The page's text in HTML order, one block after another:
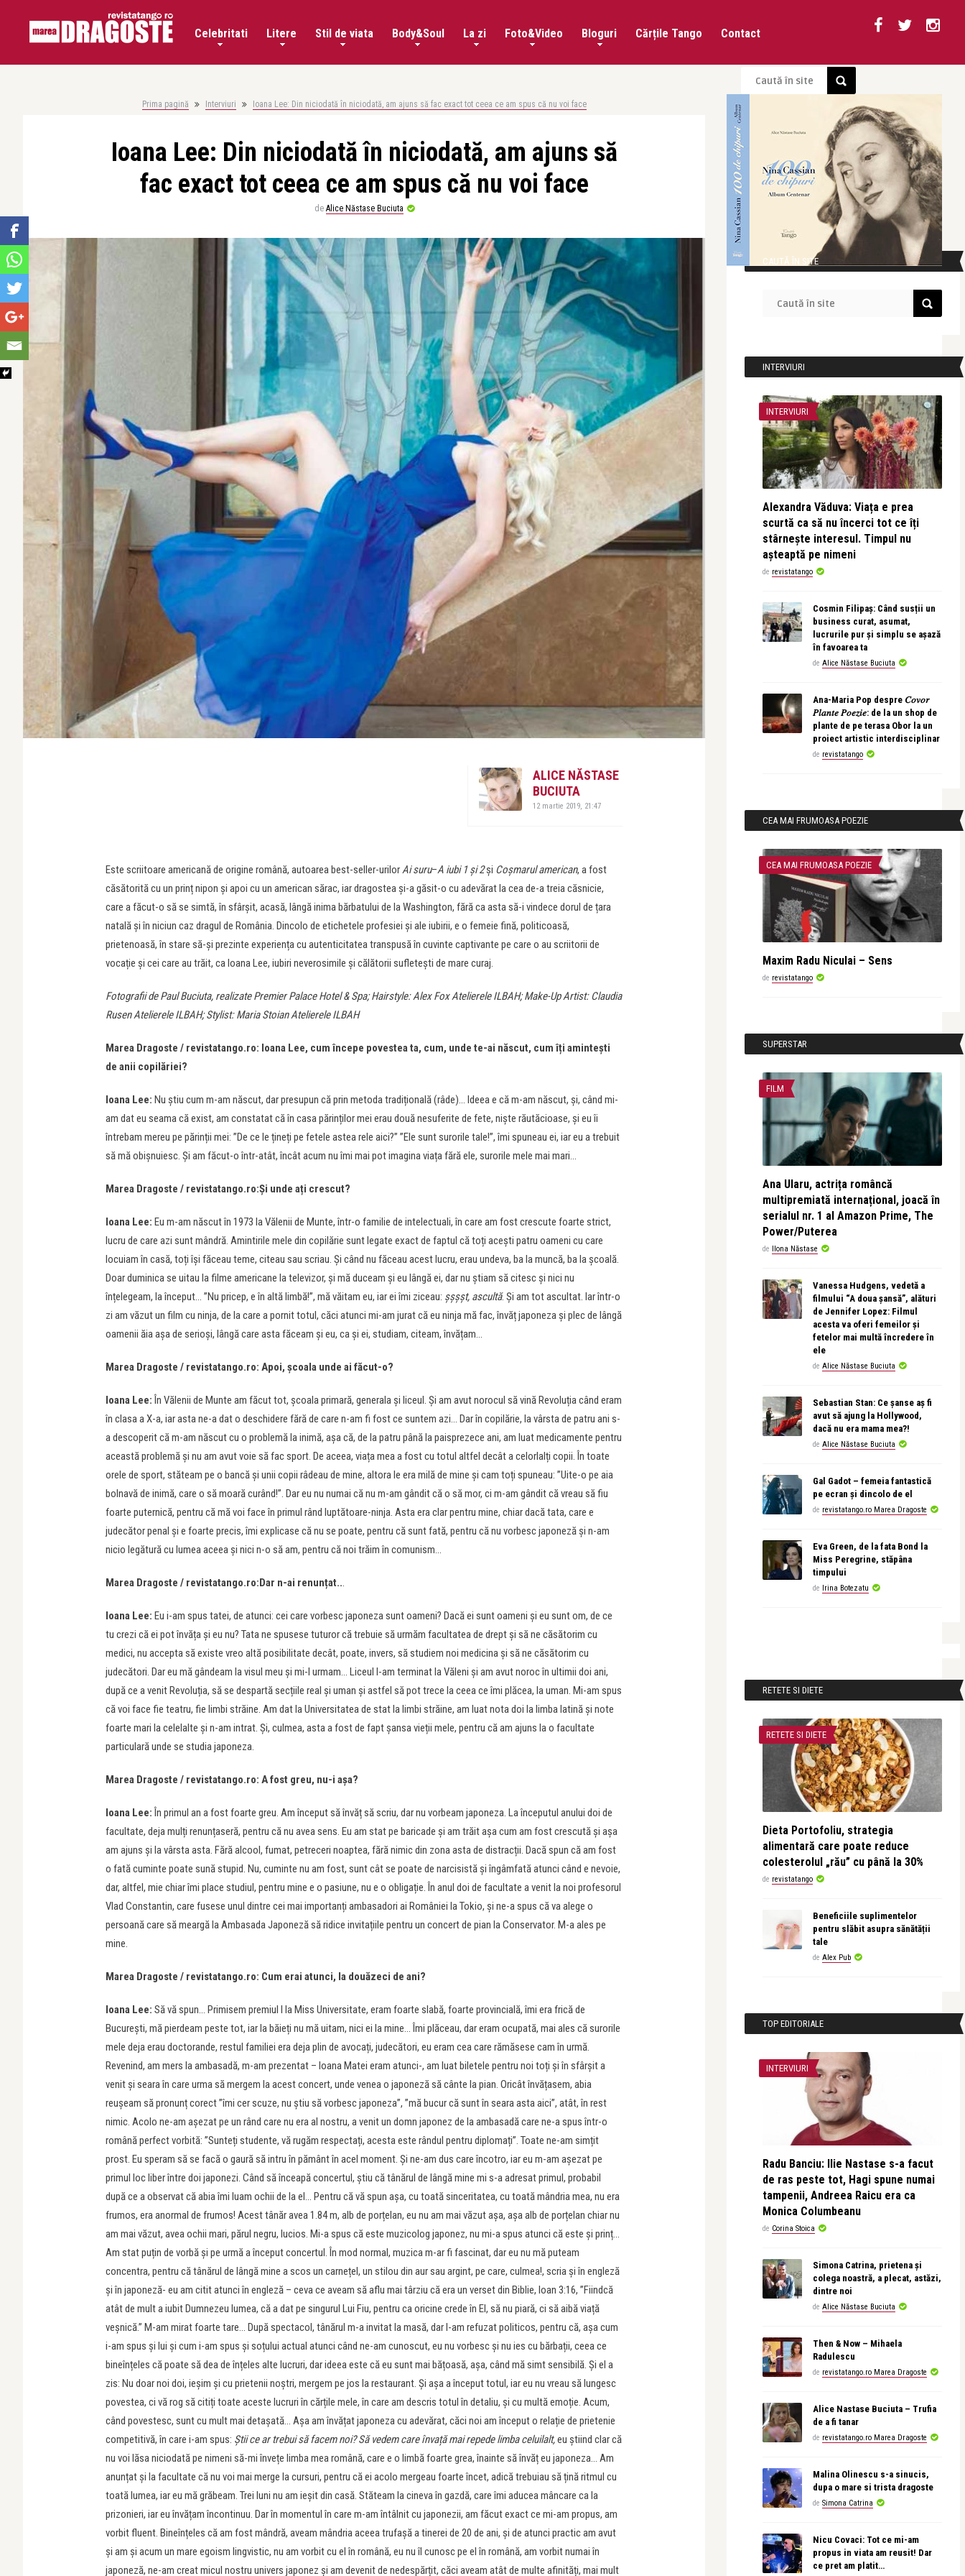
Celebritati Litere Stil de viata Body&Soul La zi Foto&Video Bloguri Cărțile Tango Contact
Prima pagină Interviuri Ioana Lee: Din niciodată în niciodată, am ajuns să fac exact tot ceea ce am spus că nu voi face
Ioana Lee: Din niciodată în niciodată, am ajuns să
fac exact tot ceea ce am spus că nu voi face
de Alice Năstase Buciuta
ALICE NĂSTASE
BUCIUTA
12 martie 2019, 21:47
Este scriitoare americană de origine română, autoarea best-seller-urilorAi suru–A iubi 1 și 2și Coșmarul american, a fost
căsătorită cu un prinț nipon și apoi cu un american sărac, iar dragostea și-a găsit-o cu adevărat la cea de-a treia căsnicie,
care a făcut-o să se simtă, în sfârșit, acasă, lângă inima bărbatului de la Washington, fără ca asta să-i vindece dorul de țara
natală și în niciun caz dragul de România. Dincolo de etichetele profesiei și ale iubirii, e o femeie fină, politicoasă,
prietenoasă, în stare să-și prezinte experiența cu autenticitatea transpusă în cuvinte captivante pe care o au scriitorii de
vocație și cei care au trăit, ca Ioana Lee, iubiri neverosimile și călătorii sufletești de mare curaj.
Fotografii de Paul Buciuta, realizate Premier Palace Hotel & Spa; Hairstyle: Alex Fox Atelierele ILBAH; Make-Up Artist: Claudia
Rusen Atelierele ILBAH; Stylist: Maria Stoian Atelierele ILBAH
Marea Dragoste / revistatango.ro: Ioana Lee, cum începe povestea ta, cum, unde te-ai născut, cum îți amintești
de anii copilăriei?
Ioana Lee: Nu știu cum m-am născut, dar presupun că prin metoda tradițională (râde)… Ideea e că m-am născut, și, când mi-
am dat eu seama că exist, am constatat că în casa părinților mei erau două nesuferite de fete, niște răutăcioase, și eu îi
întrebam mereu pe părinții mei: ”De ce le țineți pe fetele astea rele aici?” ”Ele sunt surorile tale!”, îmi spuneau ei, iar eu a trebuit
să mă obișnuiesc. Și am făcut-o într-atât, încât acum nu îmi mai pot imagina viața fără ele, surorile mele mai mari…
Marea Dragoste / revistatango.ro:Și unde ați crescut?
Ioana Lee: Eu m-am născut în 1973 la Vălenii de Munte, într-o familie de intelectuali, în care am fost crescute foarte strict,
lucru de care azi sunt mândră. Amintirile mele din copilărie sunt legate exact de faptul că toți acești patru oameni cu care
locuiam în casă, toți își făceau teme, citeau sau scriau. Și când nu făceau acest lucru, erau undeva, ba la muncă, ba la școală.
Doar duminica se uitau la filme americane la televizor, și mă duceam și eu lângă ei, dar nu știam să citesc și nici nu
înțelegeam, la început… ”Nu pricep, e în altă limbă!”, mă văitam eu, iar ei îmi ziceau: șșșșt, ascultă. Și am tot ascultat. Iar într-o
zi am văzut un film cu ninja, de la care a pornit totul, căci atunci mi-am jurat că eu ninja mă fac, învăț japoneza și plec de lângă
oamenii ăia așa de serioși, lângă care asta făceam și eu, ca și ei, studiam, citeam, învățam…
Marea Dragoste / revistatango.ro: Apoi, școala unde ai făcut-o?
Ioana Lee:În Vălenii de Munte am făcut tot, școala primară, generala și liceul. Și am avut norocul să vină Revoluția când eram
în clasa a X-a, iar asta ne-a dat o deschidere fără de care n-am fi fost ce suntem azi… Dar în copilărie, la vârsta de patru ani s-
a descoperit că m-am născut cu o problemă la inimă, așa că, de la patru până la paisprezece ani, am luat medicamente pentru
această problemă și nu am avut voie să fac sport. De aceea, viața mea a fost cu totul altfel decât a celorlalți copii. În toate
orele de sport, stăteam pe o bancă și unii copii râdeau de mine, altora le era milă de mine și cam toți spuneau: ”Uite-o pe aia
bolnavă de inimă, care o să moară curând!”. Dar eu nu numai că nu m-am gândit că o să mor, ci m-am gândit că vreau să fiu
foarte puternică, pentru că mă voi face în primul rând luptătoare-ninja. Asta era clar pentru mine, chiar dacă tata, care e
judecător penal și e foarte precis, îmi explicase că nu se poate, pentru că sunt fată, pentru că nu vorbesc japoneză și n-am
nicio legătură cu lumea aceea și nici n-o să am, pentru că noi trăim în comunism…
Marea Dragoste / revistatango.ro:Dar n-ai renunțat...
Ioana Lee: Eu i-am spus tatei, de atunci: cei care vorbesc japoneza sunt oameni? Dacă ei sunt oameni și eu sunt om, de ce
tu crezi că ei pot învăța și eu nu? Tata ne spusese tuturor că trebuie să urmăm facultatea de drept și să ne căsătorim cu
medici, nu accepta să existe vreo altă posibilitate decât, poate, invers, să studiem noi medicina și să ne căsătorim cu
judecători. Dar eu mă gândeam la visul meu și mi-l urmam… Liceul l-am terminat la Văleni și am avut noroc în ultimii doi ani,
după ce a venit Revoluția, să se despartă secțiile real și uman și astfel să pot trece la ceea ce îmi plăcea, la uman. Mi-am spus
că voi face fie teatru, fie limbi străine. Am dat la Universitatea de stat la limbi străine, am luat nota doi la limba latină și note
foarte mari la celelalte și n-am intrat. Și, culmea, asta a fost de fapt șansa vieții mele, pentru că am ajuns la o facultate
particulară unde se studia japoneza.
Marea Dragoste / revistatango.ro: A fost greu, nu-i așa?
Ioana Lee:În primul an a fost foarte greu. Am început să învăț să scriu, dar nu vorbeam japoneza. La începutul anului doi de
facultate, deja mulți renunțaseră, pentru că nu avea sens. Eu am stat pe baricade și am trăit așa cum am fost crescută și așa
am ajuns și la vârsta asta. Fără alcool, fumat, petreceri noaptea, fără nimic din zona asta de distracții. Dacă spun că am fost
o fată cuminte poate sună stupid. Nu, cuminte nu am fost, sunt cât se poate de narcisistă și îngâmfată atunci când e nevoie,
dar, altfel, mie chiar îmi place studiul, pentru mine e o pasiune, nu e o obligație. În anul doi de facultate a venit la noi profesorul
Vlad Constantin, care fusese unul dintre cei mai importanți ambasadori ai României la Tokio, și ne-a spus că va alege o
persoană care să meargă la Ambasada Japoneză să ridice invitațiile pentru un concert de pian la Conservator. M-a ales pe
mine.
Marea Dragoste / revistatango.ro: Cum erai atunci, la douăzeci de ani?
Ioana Lee: Să vă spun… Primisem premiul I la Miss Universitate, eram foarte slabă, foarte provincială, îmi era frică de
București, mă pierdeam peste tot, iar la băieți nu mă uitam, nici ei la mine… Îmi plăceau, dar eram ocupată, mai ales că surorile
mele deja erau doctorande, restul familiei era deja plin de avocați, judecători, eu eram cea care rămăsese cam în urmă.
Revenind, am mers la ambasadă, m-am prezentat – Ioana Matei eram atunci-, am luat biletele pentru noi toți și în sfârșit a
venit și seara în care urma să mergem la acest concert, unde venea o japoneză să cânte la pian. Oricât învățasem, abia
reușeam să pronunț corect ”îmi cer scuze, nu știu să vorbesc japoneza”, ”mă bucur că sunt în seara asta aici”, atât, în rest
nimic. Acolo ne-am așezat pe un rând care nu era al nostru, a venit un domn japonez de la ambasadă care ne-a spus într-o
română perfect vorbită: ”Sunteți studente, vă rugăm respectați, acesta este rândul pentru diplomați”. Toate ne-am simțit
prost. Eu speram să se facă o gaură să intru în pământ în acel moment. Și ne-am dus care încotro, iar eu m-am așezat pe
primul loc liber între doi japonezi. Când să înceapă concertul, știu că tânărul de lângă mine mi s-a adresat primul, probabil
după ce a observat că abia îmi luam ochii de la el… Pentru că vă spun așa, cu toată sinceritatea, cu toată mândria mea, nu era
frumos, era anormal de frumos! Acest tânăr avea 1.84 m, alb de porțelan, eu nu am mai văzut așa, așa alb de porțelan chiar nu
am mai văzut, avea ochii mari, părul negru, lucios. Mi-a spus că este muzicolog japonez, nu mi-a spus atunci că este și prinț…
Am stat puțin de vorbă și pe urmă a început concertul. În mod normal, muzica m-ar fi fascinat, dar eu nu mă puteam
concentra, pentru că tânărul de lângă mine a scos un carnețel, un stilou din aur sau argint, pe care, culmea!, scria și în engleză
și în japoneză- eu am citit atunci în engleză – ceva ce aveam să aflu mai târziu că era un verset din Biblie, Ioan 3:16, ”Fiindcă
atât de mult a iubit Dumnezeu lumea, că a dat pe singurul Lui Fiu, pentru ca oricine crede în El, să nu piară, ci să aibă viață
veșnică.” M-am mirat foarte tare… După spectacol, tânărul m-a invitat la masă, dar l-am refuzat politicos, pentru că, așa cum
i-am spus și lui și cum i-am spus și soțului actual atunci când ne-am cunoscut, eu nu vorbesc și nu ies cu bărbații, ceea ce
bineînțeles că poate să dea de înțeles alte lucruri, dar ideea este că eu sunt mai bățoasă, așa, când mă simt sensibilă. Și el a
zis: Nu doar noi doi, ieșim și cu prietenii noștri, mergem pe jos la restaurant. Și așa a început totul, iar eu nu vreau să lungesc
povestea, ci vă rog să citiți toate aceste lucruri în cărțile mele, în care am descris totul în detaliu, și cu multă emoție. Acum,
când povestesc, sunt cu mult mai detașată… Așa am învățat japoneza cu adevărat, căci noi am început o relație de prietenie
competitivă, în care i-am spus: Știi ce ar trebui să facem noi? Să vedem care învață mai repede limba celuilalt,eu știind clar că
nu voi lăsa niciodată pe nimeni să-mi învețe limba mea română, care e o limbă foarte grea, înainte să învăț eu japoneza… Am
anunțat și la facultate că nu voi mai merge la cursuri, pentru că ei acolo mergeau foarte încet, adică trebuiau să țină ritmul cu
toată lumea, iar eu mă grăbeam. Trei luni nu am ieșit din casă. Stăteam la cineva în gazdă, care îmi aducea mâncare ca la
prizonieri, iar eu învățam încontinuu. Dar în momentul în care m-am întâlnit cu japonezii, am făcut exact ce mi-am propus, am
vorbit fluent. Bineînțeles că am fost mândră, aveam mândria aceea trufașă a tinerei de 20 de ani, și de atunci practic am avut
și am și acum un mare egoism lingvistic, nu am vorbit cu el în română, eu nu îl cunosc pe el în română, am vorbit numai în
japoneză, ne-am creat micul nostru univers japonez și am devenit de nedespărțit, căci aveam atât de multe afinități, mai mult
CAUTĂ ÎN SITE
INTERVIURI
INTERVIURI
Alexandra Văduva: Viața e prea
scurtă ca să nu încerci tot ce îți
stârnește interesul. Timpul nu
așteaptă pe nimeni
de revistatango
Cosmin Filipaș: Când susții un
business curat, asumat,
lucrurile pur și simplu se așază
în favoarea ta
de Alice Năstase Buciuta
Ana-Maria Pop despre 𝐶𝑜𝑣𝑜𝑟
𝑃𝑙𝑎𝑛𝑡𝑒 𝑃𝑜𝑒𝑧𝑖𝑒: de la un shop de
plante de pe terasa Obor la un
proiect artistic interdisciplinar
de revistatango
CEA MAI FRUMOASA POEZIE
CEA MAI FRUMOASA POEZIE
Maxim Radu Niculai – Sens
de revistatango
SUPERSTAR
FILM
Ana Ularu, actrița româncă
multipremiată internațional, joacă în
serialul nr. 1 al Amazon Prime, The
Power/Puterea
de Ilona Năstase
Vanessa Hudgens, vedetă a
filmului “A doua șansă”, alături
de Jennifer Lopez: Filmul
acesta va oferi femeilor și
fetelor mai multă încredere în
ele
de Alice Năstase Buciuta
Sebastian Stan: Ce șanse aș fi
avut să ajung la Hollywood,
dacă nu era mama mea?!
de Alice Năstase Buciuta
Gal Gadot – femeia fantastică
pe ecran și dincolo de el
de revistatango.ro Marea Dragoste
Eva Green, de la fata Bond la
Miss Peregrine, stăpâna
timpului
de Irina Botezatu
RETETE SI DIETE
RETETE SI DIETE
Dieta Portofoliu, strategia
alimentară care poate reduce
colesterolul „rău” cu până la 30%
de revistatango
Beneficiile suplimentelor
pentru slăbit asupra sănătății
tale
de Alex Pub
TOP EDITORIALE
INTERVIURI
Radu Banciu: Ilie Nastase s-a facut
de ras peste tot, Hagi spune numai
tampenii, Andreea Raicu era ca
Monica Columbeanu
de Corina Stoica
Simona Catrina, prietena și
colega noastră, a plecat, astăzi,
dintre noi
de Alice Năstase Buciuta
Then & Now – Mihaela
Radulescu
de revistatango.ro Marea Dragoste
Alice Nastase Buciuta – Trufia
de a fi tanar
de revistatango.ro Marea Dragoste
Malina Olinescu s-a sinucis,
dupa o mare si trista dragoste
de Simona Catrina
Nicu Covaci: Tot ce mi-am
propus in viata am reusit! Dar
ce pret am platit…